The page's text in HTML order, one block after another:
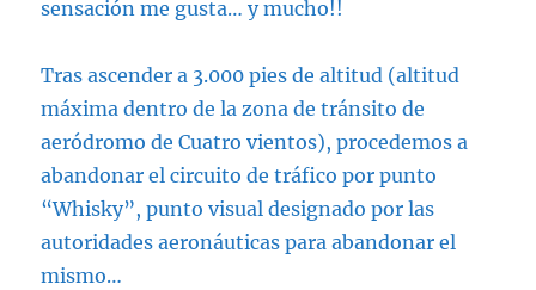
sensación me gusta… y mucho!!
Tras ascender a 3.000 pies de altitud (altitud
máxima dentro de la zona de tránsito de
aeródromo de Cuatro vientos), procedemos a
abandonar el circuito de tráfico por punto
“Whisky”, punto visual designado por las
autoridades aeronáuticas para abandonar el
mismo…